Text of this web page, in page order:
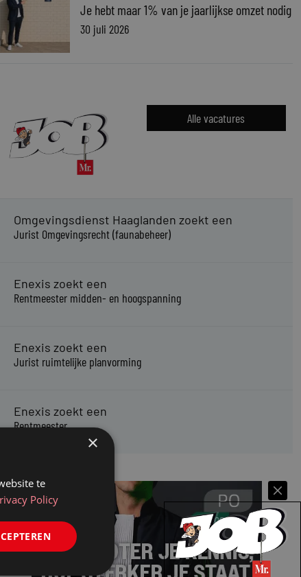
Je hebt maar 1% van je jaarlijkse omzet nodig
30 juli 2026
Alle vacatures
Omgevingsdienst Haaglanden zoekt een
Jurist Omgevingsrecht (faunabeheer)
Enexis zoekt een
Rentmeester midden- en hoogspanning
Enexis zoekt een
Jurist ruimtelijke planvorming
Enexis zoekt een
Rentmeester
×
te
Policy